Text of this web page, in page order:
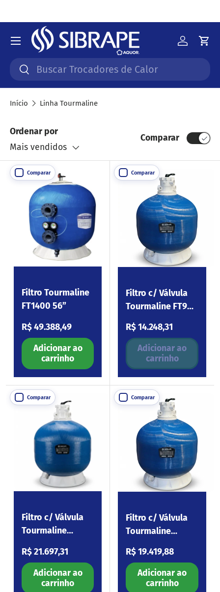
Ir para o conteúdo
Pesquisar
Pesquisar
Iniciar
Menu
Início Linha Tourmaline
Ordenar por
Mais vendidos
Comparar
Comparar
Filtro Tourmaline
FT1400 56”
Preço normal
R$ 49.388,49
Adicionar ao
carrinho
Comparar
Filtro c/ Válvula
Tourmaline FT900
Preço normal
R$ 14.248,31
Adicionar ao
carrinho
Comparar
Filtro c/ Válvula
Tourmaline
Preço normal
R$ 21.697,31
Adicionar ao
carrinho
Comparar
Filtro c/ Válvula
Tourmaline
Preço normal
R$ 19.419,88
Adicionar ao
carrinho